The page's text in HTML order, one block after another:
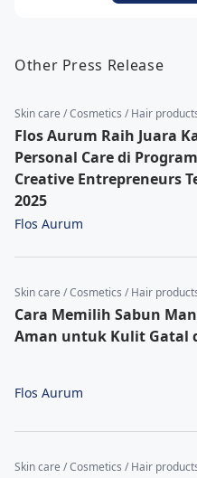
Other Press Release
Skin care / Cosmetics / Hair
Flos Aurum Raih Juara
Personal Care di
Creative Entrepreneurs
2025
Flos Aurum
Skin care / Cosmetics / Hair
Cara Memilih Sabun
Aman untuk Kulit Gatal
Flos Aurum
Skin care / Cosmetics / Hair